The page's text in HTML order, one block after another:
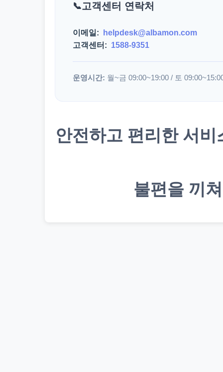
고객센터 연락처
이메일:
helpdesk@albamon.com
고객센터: 1588-9351
운영시간: 월~금 09:00~19:00 / 토
안전하고 편리한 서
불편을 끼